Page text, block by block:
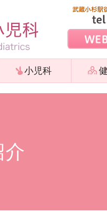
小児科